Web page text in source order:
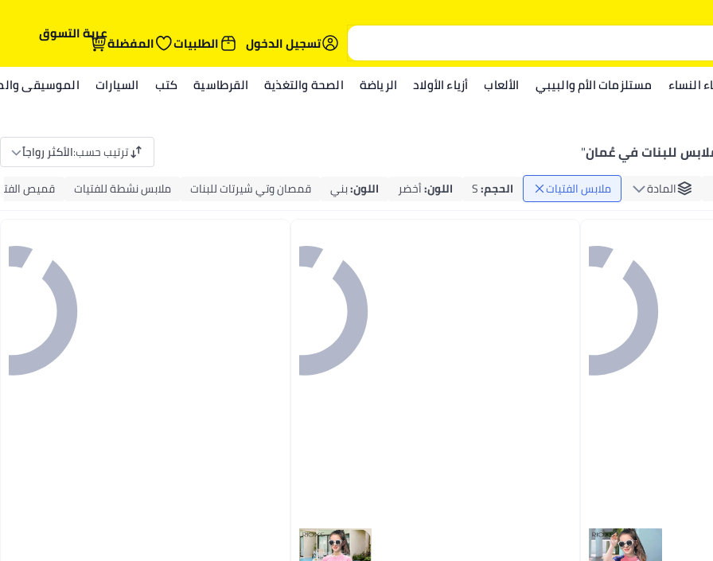
تسجيل الدخول
الطلبيات المفضلةعربة التسوق
النساء مستلزمات الأم والبيبي الألعاب أزياء الأولاد الرياضة الصحة والتغذية القرطاسية كتب السيارات الموسيقى
للبنات في عُمان" ترتيب حسب:الأكثر رواجاً
المادة ملابس الفتيات الحجم:
S اللون:أخضر اللون:بني قمصان وتي شيرتات للبنات ملابس نشطة للفتيات قميص